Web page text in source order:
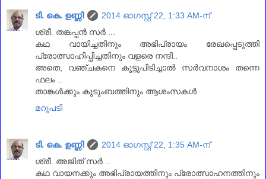
ടി. കെ. ഉണ്ണി
2014 ഓഗസ്റ്റ് 22, 1:33 AM-ന്
ശ്രീ. തങ്കപ്പന്‍ സര്‍ ...
കഥ വായിച്ചതിനും അഭിപ്രായം രേഖപ്പെടുത്തി
പ്രോത്സാഹിപ്പിച്ചതിനും വളരെ നന്ദി..
അതെ, വഞ്ചകനെ കൂട്ടുപിടിച്ചാല്‍ സര്‍വനാശം തന്നെ
ഫലം ..
താങ്കള്‍ക്കും കുടുംബത്തിനും ആശംസകള്‍
മറുപടി
ടി. കെ. ഉണ്ണി
2014 ഓഗസ്റ്റ് 22, 1:35 AM-ന്
ശ്രീ. അജിത്‌ സര്‍ ..
കഥ വായനക്കും അഭിപ്രായത്തിനും പ്രോത്സാഹനത്തിനും